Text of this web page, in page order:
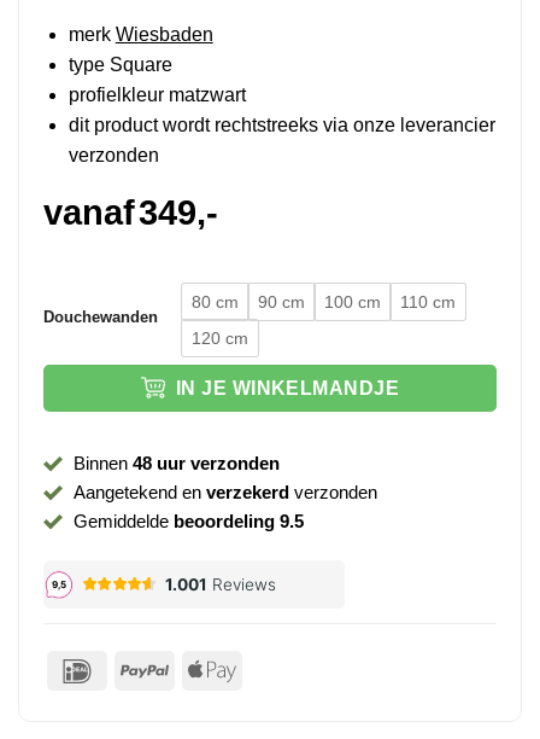
merk Wiesbaden
type Square
profielkleur matzwart
dit product wordt rechtstreeks via onze leverancier
verzonden
vanaf349,-
Douchewanden
80 cm 90 cm 100 cm
110 cm
120 cm
IN JE WINKELMANDJE
Binnen 48 uur verzonden
Aangetekend en verzekerdverzonden
Gemiddelde beoordeling 9.5
IDeal PayPal Apple